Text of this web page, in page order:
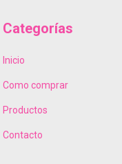
Categorías
Inicio
Como comprar
Productos
Contacto